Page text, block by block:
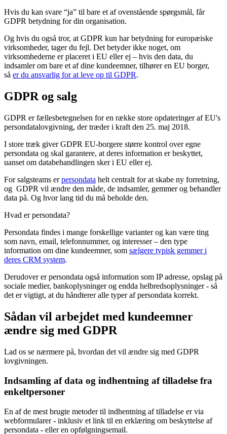
Hvis du kan svare “ja” til bare et af ovenstående spørgsmål, får
GDPR betydning for din organisation.
Og hvis du også tror, at GDPR kun har betydning for europæiske
virksomheder, tager du fejl. Det betyder ikke noget, om
virksomhederne er placeret i EU eller ej – hvis den data, du
indsamler om bare et af dine kundeemner, tilhører en EU borger,
så er du ansvarlig for at leve op til GDPR.
GDPR og salg
GDPR er fællesbetegnelsen for en række store opdateringer af EU's
persondatalovgivning, der træder i kraft den 25. maj 2018.
I store træk giver GDPR EU-borgere større kontrol over egne
persondata og skal garantere, at deres information er beskyttet,
uanset om databehandlingen sker i EU eller ej.
For salgsteams erpersondata helt centralt for at skabe ny forretning,
og GDPR vil ændre den måde, de indsamler, gemmer og behandler
data på. Og hvor lang tid du må beholde den.
Hvad er persondata?
Persondata findes i mange forskellige varianter og kan være ting
som navn, email, telefonnummer, og interesser – den type
information om dine kundeemner, som sælgere typisk gemmer i
deres CRM system.
Derudover er persondata også information som IP adresse, opslag på
sociale medier, bankoplysninger og endda helbredsoplysninger - så
det er vigtigt, at du håndterer alle typer af persondata korrekt.
Sådan vil arbejdet med kundeemner
ændre sig med GDPR
Lad os se nærmere på, hvordan det vil ændre sig med GDPR
lovgivningen.
Indsamling af data og indhentning af tilladelse fra
enkeltpersoner
En af de mest brugte metoder til indhentning af tilladelse er via
webformularer - inklusiv et link til en erklæring om beskyttelse af
persondata - eller en opfølgningsemail.